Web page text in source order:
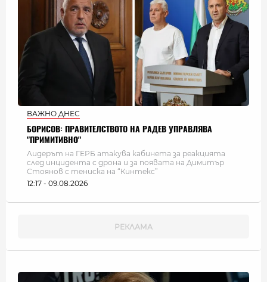
ВАЖНО ДНЕС
БОРИСОВ: ПРАВИТЕЛСТВОТО НА РАДЕВ УПРАВЛЯВА
"ПРИМИТИВНО"
Лидерът на ГЕРБ атакува кабинета за реакцията
след инцидента с дрона и за появата на Димитър
Стоянов с тениска на “Кинтекс”
12:17 - 09.08.2026